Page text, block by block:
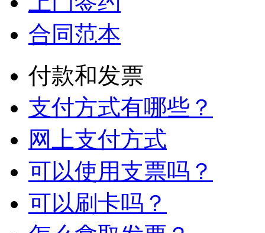
到店签约
传真签约
在线签约
上门签约
合同范本
付款和发票
支付方式有哪些？